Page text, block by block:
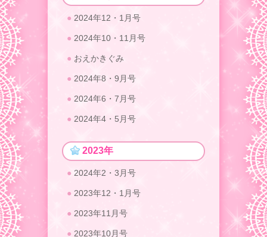
2024年12・1月号
2024年10・11月号
おえかきぐみ
2024年8・9月号
2024年6・7月号
2024年4・5月号
2023年
2024年2・3月号
2023年12・1月号
2023年11月号
2023年10月号